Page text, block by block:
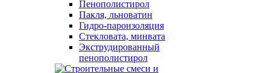
Пенополистирол
Пакля, льноватин
Гидро-пароизоляция
Стекловата, минвата
Экструдированный
пенополистирол